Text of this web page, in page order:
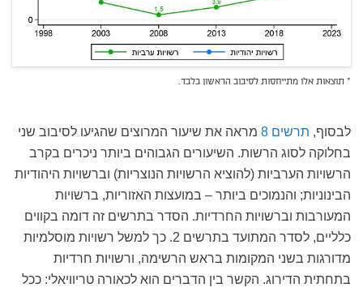
* תוצאות אלו מתייחסות לסיבוב הראשון בלבד.
לבסוף, תרשים 8
מראה את שיעור המרוצים שהגיעו לסיבוב שני
בחלוקה לסוג הרשות. השיעורים הגבוהים ביותר ניכרים בקרב
הרשויות הערביות (להוציא הרשויות הנוצריות) וברשויות היהודיות
הבינוניות; והנמוכים ביותר – במועצות האזוריות, ברשויות
המעורבות וברשויות החרדיות. הסדר בתרשים זה דומה בקווים
כלליים, לסדר המתועד בתרשים 2. כך למשל רשויות מוסלמיות
מדורגות בשני המקומות בראש הרשימה, ורשויות חרדיות
בתחתית הדירוג. הקשר בין הדברים הוא לכאורה טריוויאלי: ככל